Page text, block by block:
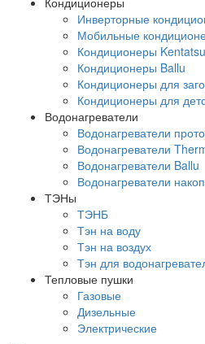
Инверторные
Мобильные
Кондиционеры Kentatsu
Кондиционеры Ballu
Кондиционеры для
Кондиционеры для
Водонагреватели
Водонагреватели
Водонагреватели
Водонагреватели Ballu
Водонагреватели
ТЭНы
ТЭНБ
Тэн на воду
Тэн на воздух
Тэн для
Тепловые пушки
Газовые
Дизельные
Электрические